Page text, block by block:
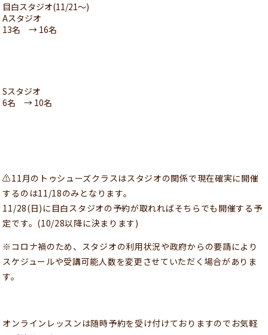
目白スタジオ(11/21〜)
Aスタジオ
13名 → 16名
Sスタジオ
6名 → 10名
⚠️11月のトゥシューズクラスはスタジオの関係で現在確実に開催
するのは11/18のみとなります。
11/28(日)に目白スタジオの予約が取れればそちらでも開催する予
定です。(10/28以降に決まります)
※コロナ禍のため、スタジオの利用状況や政府からの要請により
スケジュールや受講可能人数を変更させていただく場合がありま
す。
オンラインレッスンは随時予約を受け付けておりますのでお気軽